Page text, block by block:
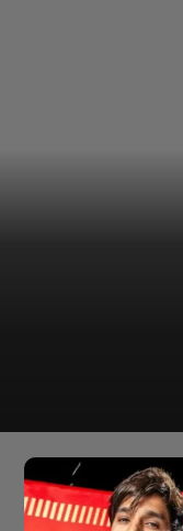
वहीं 2022
शुभमन गिल